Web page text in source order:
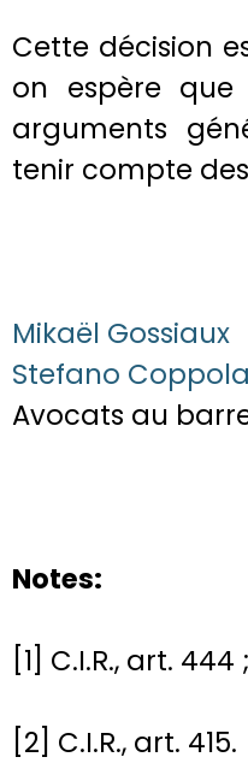
Cette décision
on espère que
arguments
tenir compte
Mikaël Gossiaux
Stefano Coppola
Avocats au
Notes:
[1] C.I.R., art.
[2] C.I.R., art. 415.